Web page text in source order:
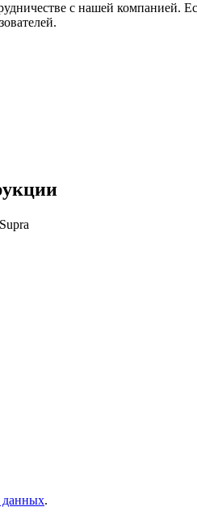
с нашей компанией.
данных.